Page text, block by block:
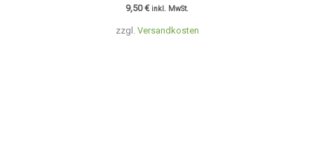
zzgl. Versandkosten
9,50€ inkl. MwSt.